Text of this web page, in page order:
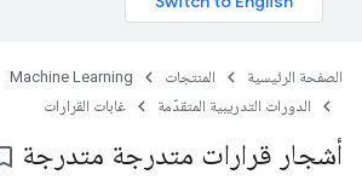
الصفحة الرئيسية المنتجات
Machine Learning
الدورات التدريبية المتقدّمة
غابات القرارات
أشجار قرارات متدرجة متدرجة